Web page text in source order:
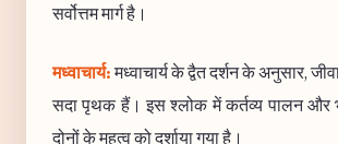
सर्वोत्तम मार्ग है।
मध्वाचार्य:मध्वाचार्य के द्वैत दर्शन के अनुसार,
सदा पृथक हैं। इस श्लोक में कर्तव्य पालन और
दोनों के महत्व को दर्शाया गया है।